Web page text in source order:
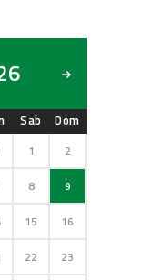
Sab Dom
1 2
8 9
15 16
22 23